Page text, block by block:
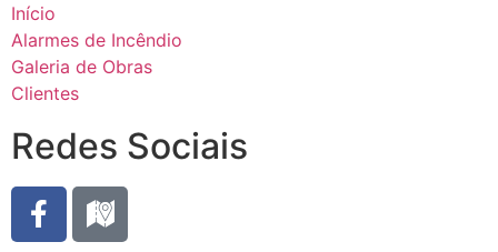
Início
Alarmes de Incêndio
Galeria de Obras
Clientes
Redes Sociais